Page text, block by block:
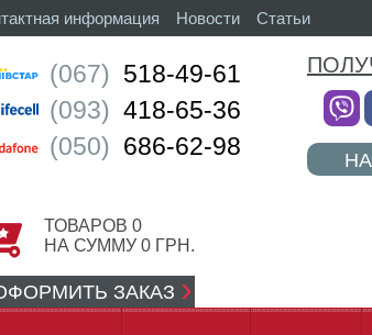
информация Новости Статьи
(067) 518-49-61
(093) 418-65-36
(050) 686-62-98
ТОВАРОВ 0
НА СУММУ 0 ГРН.
ЗАКАЗ